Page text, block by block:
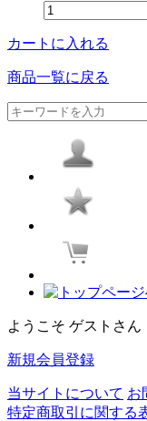
カートに入れる
商品一覧に戻る
ようこそ ゲストさん
新規会員登録
当サイトについて お
特定商取引に関する